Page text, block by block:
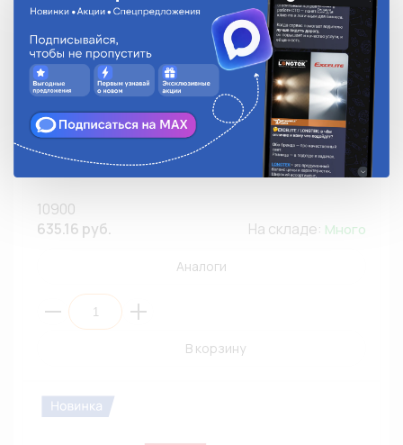
Автолампа EXCELITE 10900 H8 12V 35W PGJ19-1
Standard (К1/20)
10900
635.16 руб.
На складе: Много
Аналоги
В корзину